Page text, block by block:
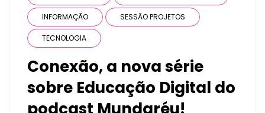
INFORMAÇÃO SESSÃO PROJETOS
TECNOLOGIA
Conexão, a nova série
sobre Educação Digital do